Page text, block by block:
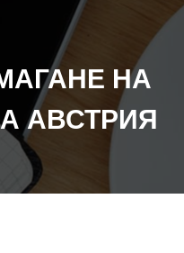
НА
АВСТРИЯ